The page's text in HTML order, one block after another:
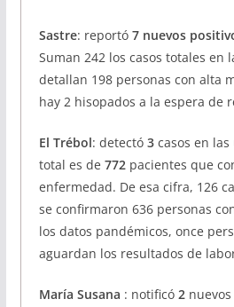
Sastre: reportó7 nuevos
Suman 242 los casos totales en
detallan 198 personas con alta
hay 2 hisopados a la espera de
El Trébol: detectó3 casos en
total es de 772pacientes que
enfermedad. De esa cifra, 126
se confirmaron 636 personas
los datos pandémicos, once
aguardan los resultados de
María Susana : notificó 2nuevos